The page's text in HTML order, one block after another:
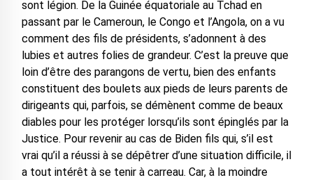
sont légion. De la Guinée équatoriale au Tchad en
passant par le Cameroun, le Congo et l’Angola, on a vu
comment des fils de présidents, s’adonnent à des
lubies et autres folies de grandeur. C’est la preuve que
loin d’être des parangons de vertu, bien des enfants
constituent des boulets aux pieds de leurs parents de
dirigeants qui, parfois, se démènent comme de beaux
diables pour les protéger lorsqu’ils sont épinglés par la
Justice. Pour revenir au cas de Biden fils qui, s’il est
vrai qu’il a réussi à se dépêtrer d’une situation difficile, il
a tout intérêt à se tenir à carreau. Car, à la moindre